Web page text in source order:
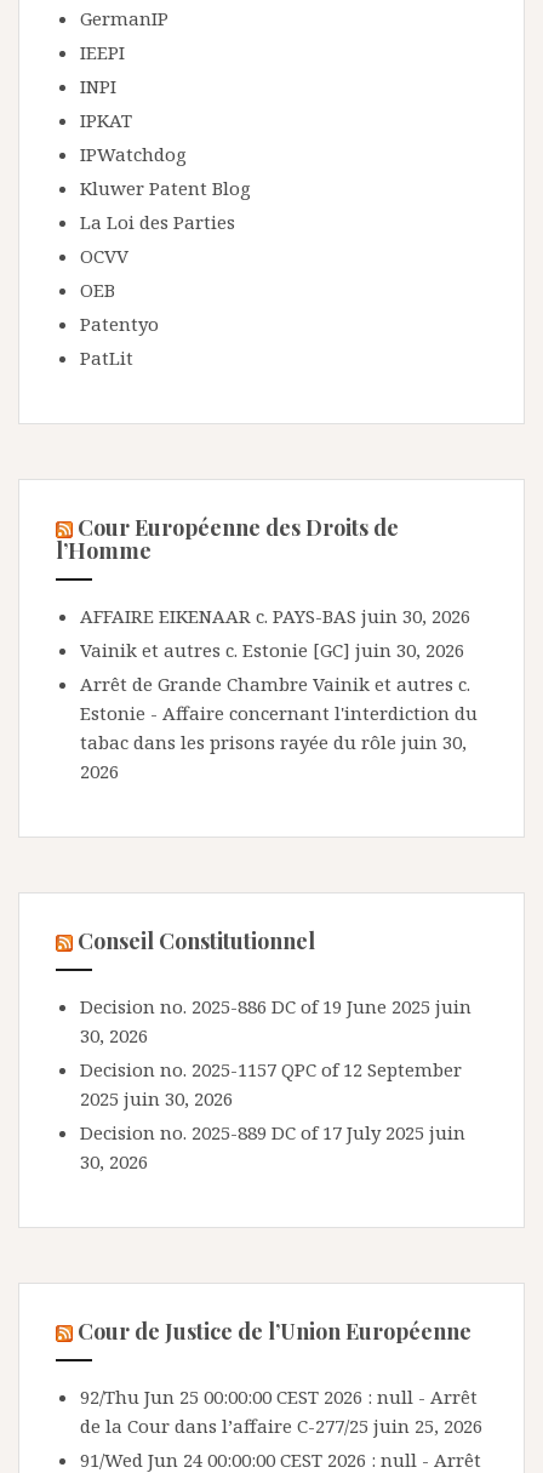
GermanIP
IEEPI
INPI
IPKAT
IPWatchdog
Kluwer Patent Blog
La Loi des Parties
OCVV
OEB
Patentyo
PatLit
Cour Européenne des Droits de
l’Homme
AFFAIRE EIKENAAR c. PAYS-BAS juin 30, 2026
Vainik et autres c. Estonie [GC] juin 30, 2026
Arrêt de Grande Chambre Vainik et autres c.
Estonie - Affaire concernant l'interdiction du
tabac dans les prisons rayée du rôle juin 30,
2026
Conseil Constitutionnel
Decision no. 2025-886 DC of 19 June 2025 juin
30, 2026
Decision no. 2025-1157 QPC of 12 September
2025 juin 30, 2026
Decision no. 2025-889 DC of 17 July 2025 juin
30, 2026
Cour de Justice de l’Union Européenne
92/Thu Jun 25 00:00:00 CEST 2026 : null - Arrêt
de la Cour dans l’affaire C-277/25 juin 25, 2026
91/Wed Jun 24 00:00:00 CEST 2026 : null - Arrêt